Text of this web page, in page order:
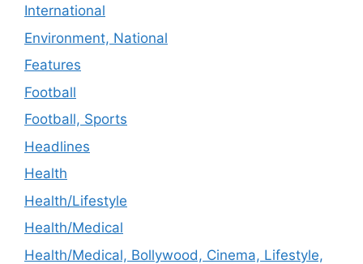
International
Environment, National
Features
Football
Football, Sports
Headlines
Health
Health/Lifestyle
Health/Medical
Health/Medical, Bollywood, Cinema, Lifestyle,